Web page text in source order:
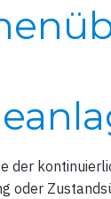
der
oder